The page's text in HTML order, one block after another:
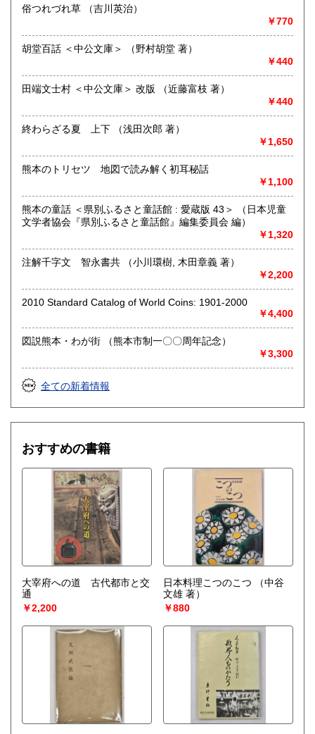
定休日：毎週火曜日
書籍の買取について
熊本県内出張いたします。特に古文書・貴重書・古典籍・和
合わせください。
しております。出張または持ち込みのご相談はお電話やFAX
メールにておうけいたします。
(これらの種類の書籍は原則熊本県内の方に限らせていただき
ます)
哲学宗教、歴史、社会科学、自然科学、美術工芸、国語国
文、外国文学、古典籍、近代文献、趣味、古書一般（その
俗つれづれ草 （吉川英治）
￥770
胡堂百話 ＜中公文庫＞ （野村胡堂 著）
￥440
田端文士村 ＜中公文庫＞ 改版 （近藤富枝 著）
￥440
終わらざる夏 上下 （浅田次郎 著）
￥1,650
熊本のトリセツ 地図で読み解く初耳秘話
￥1,100
熊本の童話 ＜県別ふるさと童話館 : 愛蔵版 43＞ （日本児童
文学者協会『県別ふるさと童話館』編集委員会 編）
￥1,320
注解千字文 智永書共 （小川環樹, 木田章義 著）
￥2,200
2010 Standard Catalog of World Coins: 1901-2000
￥4,400
図説熊本・わが街 （熊本市制一〇〇周年記念）
￥3,300
全ての新着情報
おすすめの書籍
大宰府への道 古代都市と交
通
￥2,200
日本料理こつのこつ
（中谷
文雄 著）
￥880